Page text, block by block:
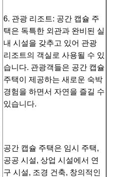
6. 관광 리조트: 공간 캡슐 주
택은 독특한 외관과 완비된 실
내 시설을 갖추고 있어 관광
리조트의 객실로 사용될 수 있
습니다. 관광객들은 공간 캡슐
주택이 제공하는 새로운 숙박
경험을 하면서 자연을 즐길 수
있습니다.
공간 캡슐 주택은 임시 주택,
공공 시설, 상업 시설에서 연
구 시설, 조경 건축, 창의적인